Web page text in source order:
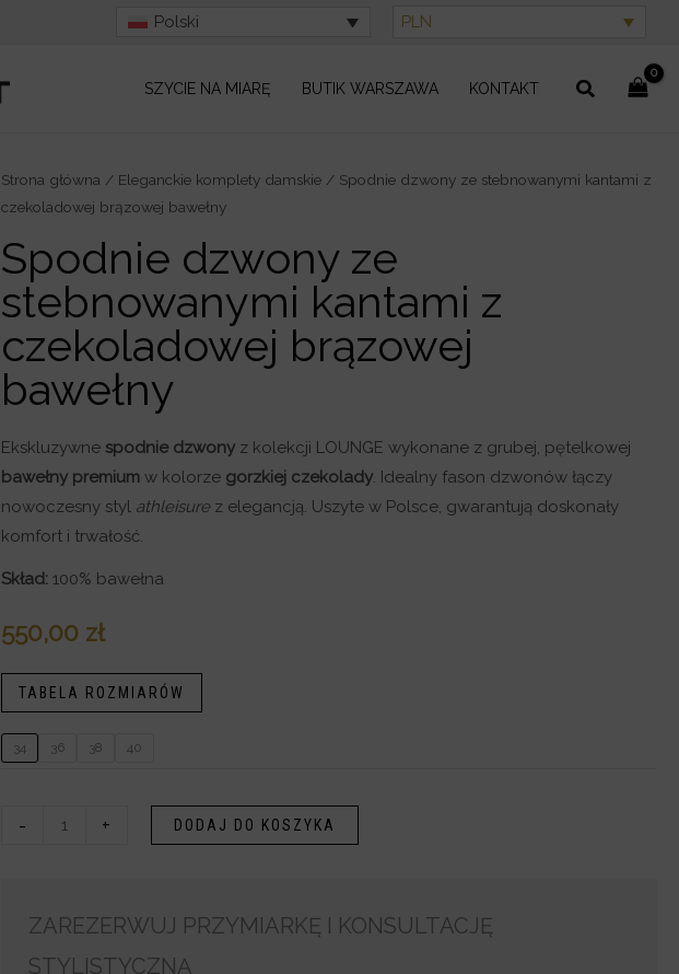
Polski PLN
SZYCIE NA MIARĘ BUTIK WARSZAWA KONTAKT Szukaj
Strona główna / Eleganckie komplety damskie / Spodnie dzwony ze stebnowanymi kantami z
czekoladowej brązowej bawełny
Spodnie dzwony ze
stebnowanymi kantami z
czekoladowej brązowej
bawełny
Ekskluzywne spodnie dzwony z kolekcji LOUNGE wykonane z grubej, pętelkowej
bawełny premiumw kolorze gorzkiej czekolady. Idealny fason dzwonów łączy
nowoczesny styl athleisure z elegancją. Uszyte w Polsce, gwarantują doskonały
komfort i trwałość.
Skład: 100% bawełna
550,00 zł
TABELA ROZMIARÓW
34 36 38 40
-
ilość
Spodnie
dzwony
ze
stebnowanymi
z
czekoladowej
bawełny
+ DODAJ DO KOSZYKA
ZAREZERWUJ PRZYMIARKĘ I KONSULTACJĘ
STYLISTYCZNĄ